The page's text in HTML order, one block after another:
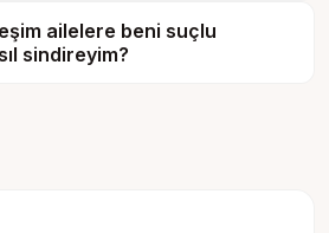
ailelere beni suçlu
sindireyim?